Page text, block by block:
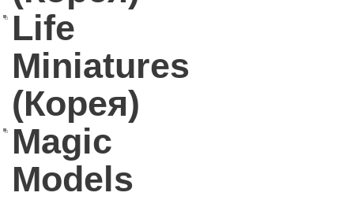
Life
Miniatures
(Корея)
Magic
Models